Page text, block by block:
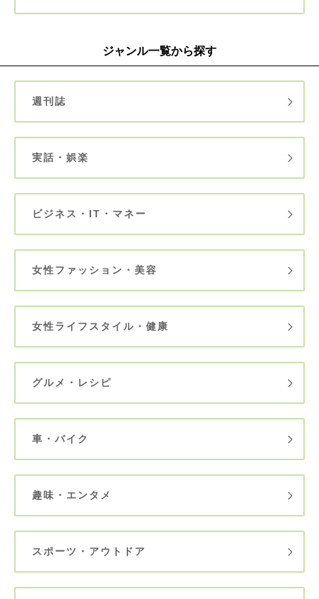
ジャンル一覧から探す
週刊誌
実話・娯楽
ビジネス・IT・マネー
女性ファッション・美容
女性ライフスタイル・健康
グルメ・レシピ
車・バイク
趣味・エンタメ
スポーツ・アウトドア